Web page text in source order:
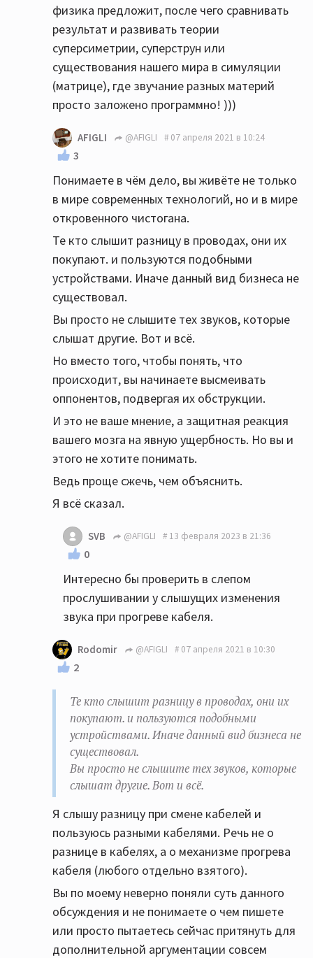
физика предложит, после чего сравнивать
результат и развивать теории
суперсиметрии, суперструн или
существования нашего мира в симуляции
(матрице), где звучание разных материй
просто заложено программно! )))
AFIGLI @AFIGLI 07 апреля 2021 в 10:24
3
Понимаете в чём дело, вы живёте не только
в мире современных технологий, но и в мире
откровенного чистогана.
Те кто слышит разницу в проводах, они их
покупают. и пользуются подобными
устройствами. Иначе данный вид бизнеса не
существовал.
Вы просто не слышите тех звуков, которые
слышат другие. Вот и всё.
Но вместо того, чтобы понять, что
происходит, вы начинаете высмеивать
оппонентов, подвергая их обструкции.
И это не ваше мнение, а защитная реакция
вашего мозга на явную ущербность. Но вы и
этого не хотите понимать.
Ведь проще сжечь, чем объяснить.
Я всё сказал.
SVB @AFIGLI 13 февраля 2023 в 21:36
0
Интересно бы проверить в слепом
прослушивании у слышущих изменения
звука при прогреве кабеля.
Rodomir @AFIGLI 07 апреля 2021 в 10:30
2
Те кто слышит разницу в проводах, они их
покупают. и пользуются подобными
устройствами. Иначе данный вид бизнеса не
существовал.
Вы просто не слышите тех звуков, которые
слышат другие. Вот и всё.
Я слышу разницу при смене кабелей и
пользуюсь разными кабелями. Речь не о
разнице в кабелях, а о механизме прогрева
кабеля (любого отдельно взятого).
Вы по моему неверно поняли суть данного
обсуждения и не понимаете о чем пишете
или просто пытаетесь сейчас притянуть для
дополнительной аргументации совсем